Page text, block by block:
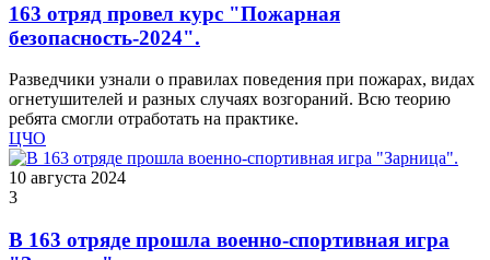
163 отряд провел курс "Пожарная
безопасность-2024".
Разведчики узнали о правилах поведения при пожарах, видах
огнетушителей и разных случаях возгораний. Всю теорию
ребята смогли отработать на практике.
ЦЧО
10 августа 2024
3
В 163 отряде прошла военно-спортивная игра